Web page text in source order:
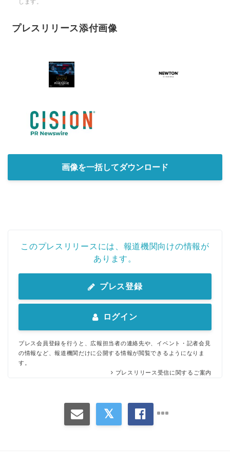
します。
プレスリリース添付画像
画像を一括してダウンロード
このプレスリリースには、報道機関向けの情報が
あります。
プレス登録
ログイン
プレス会員登録を行うと、広報担当者の連絡先や、イベント・記者会見
の情報など、報道機関だけに公開する情報が閲覧できるようになりま
す。
プレスリリース受信に関するご案内